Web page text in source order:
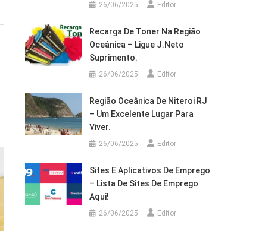
26/06/2025 Editor
Recarga De Toner Na Região
Oceânica – Ligue J.Neto
Suprimento.
26/06/2025 Editor
Região Oceânica De Niteroi RJ
– Um Excelente Lugar Para
Viver.
26/06/2025 Editor
Sites E Aplicativos De Emprego
– Lista De Sites De Emprego
Aqui!
26/06/2025 Editor